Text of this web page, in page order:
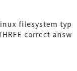
filesystem typ
correct answ